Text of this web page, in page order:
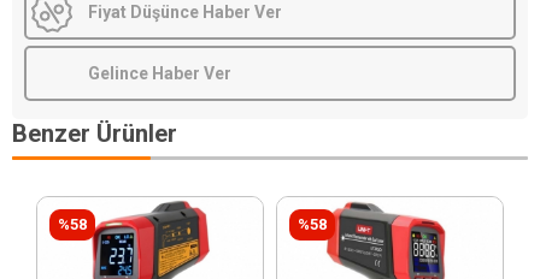
Fiyat Düşünce Haber Ver
Gelince Haber Ver
Benzer Ürünler
%58 %58